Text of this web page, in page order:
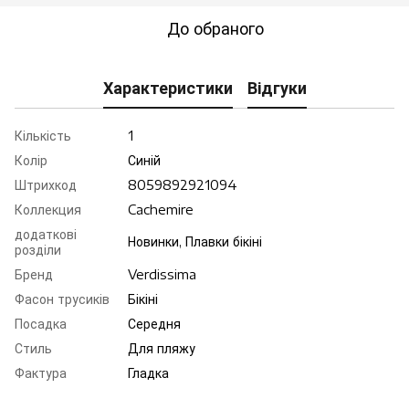
До обраного
Характеристики Відгуки
Кількість
1
Колір
Синій
Штрихкод
8059892921094
Коллекция
Cachemire
додаткові
розділи
Новинки, Плавки бікіні
Бренд
Verdissima
Фасон трусиків
Бікіні
Посадка
Середня
Стиль
Для пляжу
Фактура
Гладка